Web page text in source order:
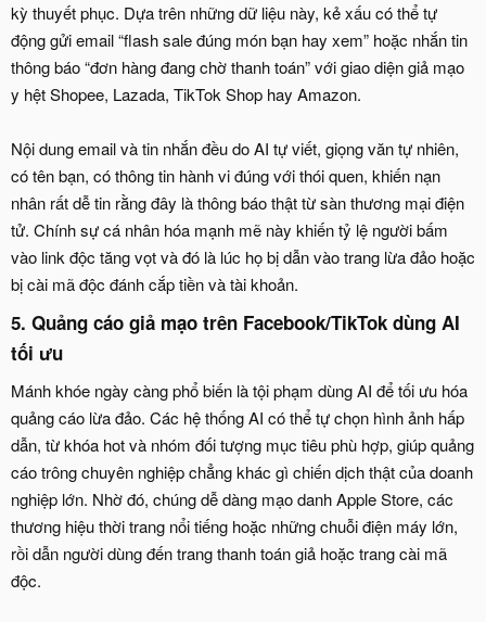
kỳ thuyết phục. Dựa trên những dữ liệu này, kẻ xấu có thể tự
động gửi email “flash sale đúng món bạn hay xem” hoặc nhắn tin
thông báo “đơn hàng đang chờ thanh toán” với giao diện giả mạo
y hệt Shopee, Lazada, TikTok Shop hay Amazon.
Nội dung email và tin nhắn đều do AI tự viết, giọng văn tự nhiên,
có tên bạn, có thông tin hành vi đúng với thói quen, khiến nạn
nhân rất dễ tin rằng đây là thông báo thật từ sàn thương mại điện
tử. Chính sự cá nhân hóa mạnh mẽ này khiến tỷ lệ người bấm
vào link độc tăng vọt và đó là lúc họ bị dẫn vào trang lừa đảo hoặc
bị cài mã độc đánh cắp tiền và tài khoản.
5. Quảng cáo giả mạo trên Facebook/TikTok dùng AI
tối ưu​
Mánh khóe ngày càng phổ biến là tội phạm dùng AI để tối ưu hóa
quảng cáo lừa đảo. Các hệ thống AI có thể tự chọn hình ảnh hấp
dẫn, từ khóa hot và nhóm đối tượng mục tiêu phù hợp, giúp quảng
cáo trông chuyên nghiệp chẳng khác gì chiến dịch thật của doanh
nghiệp lớn. Nhờ đó, chúng dễ dàng mạo danh Apple Store, các
thương hiệu thời trang nổi tiếng hoặc những chuỗi điện máy lớn,
rồi dẫn người dùng đến trang thanh toán giả hoặc trang cài mã
độc.